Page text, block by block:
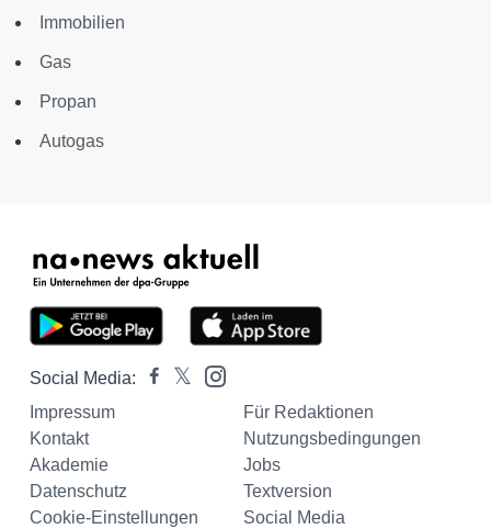
Immobilien
Gas
Propan
Autogas
Social Media:
Impressum
Für Redaktionen
Kontakt
Nutzungsbedingungen
Akademie
Jobs
Datenschutz
Textversion
Cookie-Einstellungen
Social Media